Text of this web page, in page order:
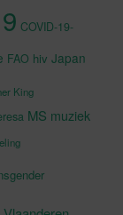
COVID-19-
FAO hiv Japan
King
MS muziek